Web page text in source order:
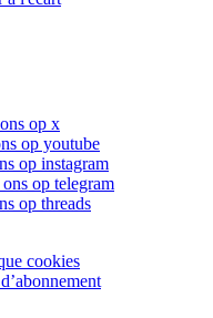
op x
op youtube
op instagram
op telegram
op threads
cookies